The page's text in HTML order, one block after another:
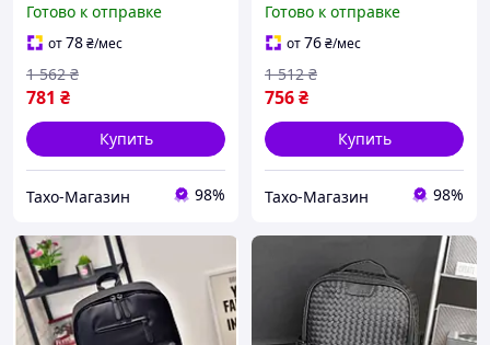
спорта (Влагостойкий,
45х31х16 см), OLN
Готово к отправке
от78₴/мес
781 ₴
1 562 ₴
Купить
Тахо-Магазин 98%
(46х30х18 см, 20 л),
Городской рюкзак без
принта, THO
Готово к отправке
от76₴/мес
756₴
1 512 ₴
Купить
Тахо-Магазин 98%